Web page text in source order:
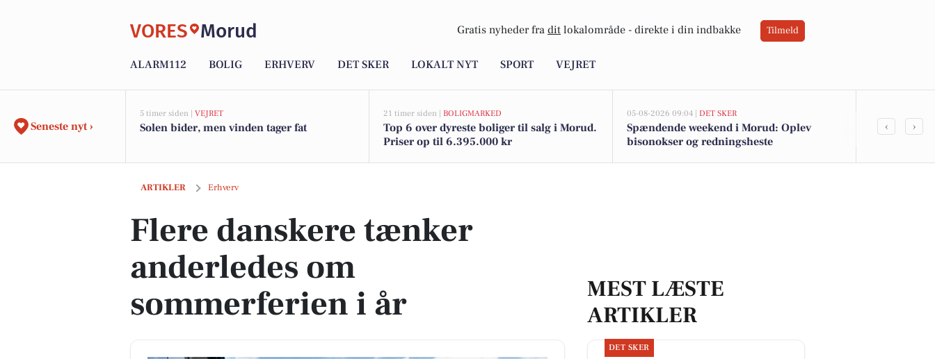
VORES Morud Gratis nyheder fra dit lokalområde - direkte i din indbakke Tilmeld
ALARM112 BOLIG ERHVERV DET SKER LOKALT NYT SPORT VEJRET
Seneste nyt ›
5 timer siden | VEJRET
Solen bider, men vinden tager fat
21 timer siden | BOLIGMARKED
Top 6 over dyreste boliger til salg i Morud.
Priser op til 6.395.000 kr
05-08-2026 09:04 | DET SKER
Spændende weekend i Morud: Oplev
bisonokser og redningsheste
Spier PS-
‹ ›
ARTIKLER Erhverv
Flere danskere tænker anderledes om sommerferien i år
Flere danskere tænker
anderledes om
sommerferien i år
MEST LÆSTE
ARTIKLER
DET SKER